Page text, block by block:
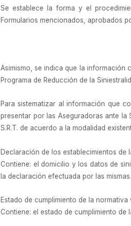
Se establece la forma y el
Formularios mencionados, aprobados
Asimismo, se indica que la información
Programa de Reducción de la
Para sistematizar al información que
presentar por las Aseguradoras ante
S.R.T. de acuerdo a la modalidad
Declaración de los establecimientos de
Contiene: el domicilio y los datos de
la declaración efectuada por las mismas.
Estado de cumplimiento de la
Contiene: el estado de cumplimiento de